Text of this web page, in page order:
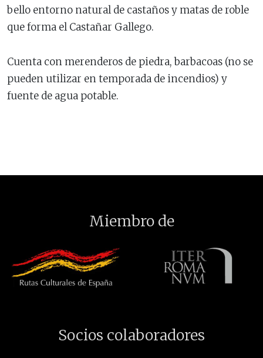
bello entorno natural de castaños y matas de roble
que forma el Castañar Gallego.
Cuenta con merenderos de piedra, barbacoas (no se
pueden utilizar en temporada de incendios) y
fuente de agua potable.
Miembro de
Socios colaboradores